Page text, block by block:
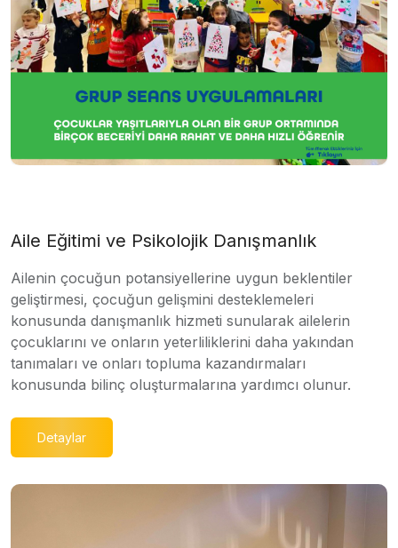
Aile Eğitimi ve Psikolojik Danışmanlık
Ailenin çocuğun potansiyellerine uygun beklentiler
geliştirmesi, çocuğun gelişmini desteklemeleri
konusunda danışmanlık hizmeti sunularak ailelerin
çocuklarını ve onların yeterliliklerini daha yakından
tanımaları ve onları topluma kazandırmaları
konusunda bilinç oluşturmalarına yardımcı olunur.
Detaylar